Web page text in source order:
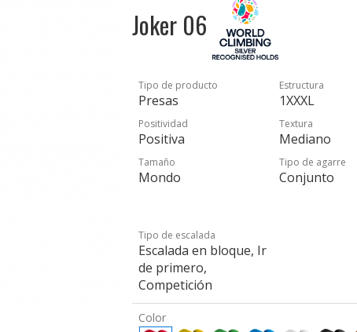
Joker 06
Tipo de producto
Presas
Estructura
1XXXL
Positividad
Positiva
Textura
Mediano
Tamaño
Mondo
Tipo de agarre
Conjunto
Tipo de escalada
Escalada en bloque, Ir
de primero,
Competición
Color